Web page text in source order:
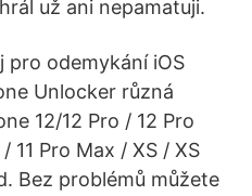
už ani nepamatuji.
odemykání iOS
Unlocker různá
12/12 Pro / 12 Pro
11 Pro Max / XS / XS
Bez problémů můžete